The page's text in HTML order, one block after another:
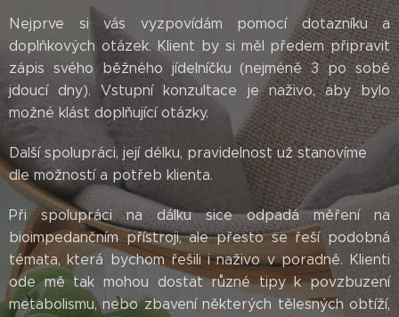
Nejprve si vás vyzpovídám pomocí dotazníku a
doplňkových otázek. Klient by si měl předem připravit
zápis svého běžného jídelníčku (nejméně 3 po sobě
jdoucí dny). Vstupní konzultace je naživo, aby bylo
možné klást doplňující otázky.
Další spolupráci, její délku, pravidelnost už stanovíme
dle možností a potřeb klienta.
Při spolupráci na dálku sice odpadá měření na
bioimpedančním přístroji, ale přesto se řeší podobná
témata, která bychom řešili i naživo v poradně. Klienti
ode mě tak mohou dostat různé tipy k povzbuzení
metabolismu, nebo zbavení některých tělesných obtíží,